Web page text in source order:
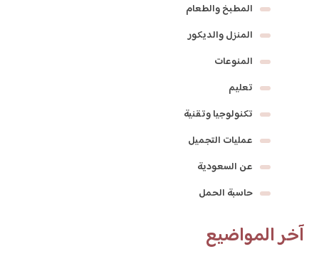
المطبخ والطعام
المنزل والديكور
المنوعات
تعليم
تكنولوجيا وتقنية
عمليات التجميل
عن السعودية
حاسبة الحمل
آخر المواضيع